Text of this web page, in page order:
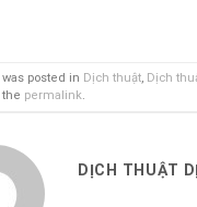
posted in Dịch thuật, Dịch
the permalink.
DỊCH THUẬT